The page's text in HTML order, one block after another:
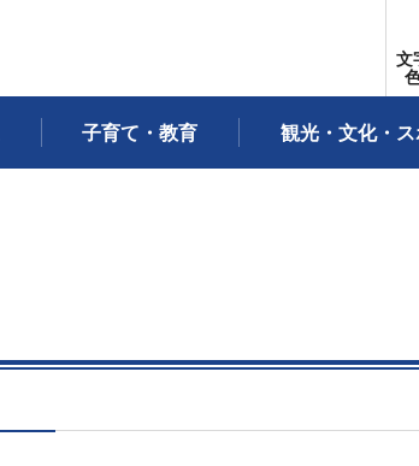
文
子育て・教育 観光・文化・